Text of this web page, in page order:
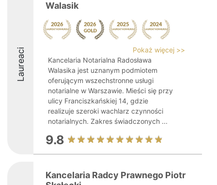
Laureaci
Walasik
Pokaż więcej >>
Kancelaria Notarialna Radosława
Walasika jest uznanym podmiotem
oferującym wszechstronne usługi
notarialne w Warszawie. Mieści się przy
ulicy Franciszkańskiej 14, gdzie
realizuje szeroki wachlarz czynności
notarialnych. Zakres świadczonych ...
9.8
Kancelaria Radcy Prawnego Piotr